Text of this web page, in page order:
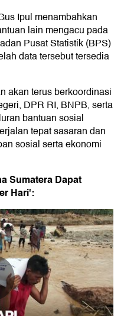
Ipul menambahkan
lain mengacu pada
Pusat Statistik (BPS)
data tersebut tersedia
akan terus berkoordinasi
DPR RI, BNPB, serta
bantuan sosial
tepat sasaran dan
sosial serta ekonomi
Sumatera Dapat
Hari':